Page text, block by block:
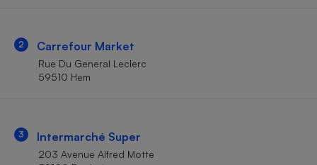
2 Carrefour Market
Rue Du General Leclerc
59510 Hem
3 Intermarché Super
203 Avenue Alfred Motte